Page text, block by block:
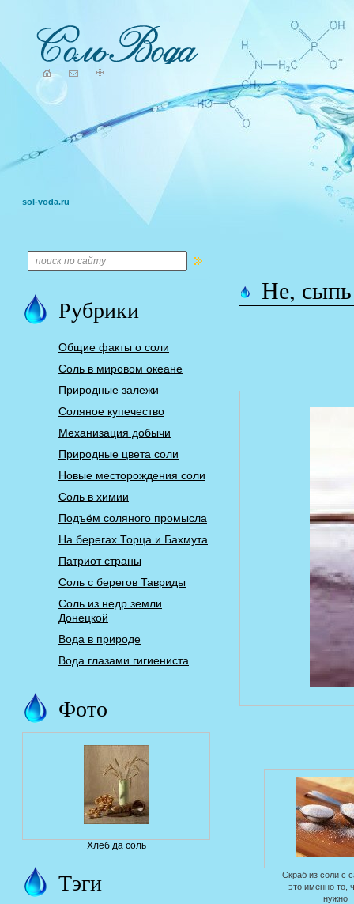
sol-voda.ru
Рубрики
Общие факты о соли
Соль в мировом океане
Природные залежи
Соляное купечество
Механизация добычи
Природные цвета соли
Новые месторождения соли
Соль в химии
Подъём соляного промысла
На берегах Торца и Бахмута
Патриот страны
Соль с берегов Тавриды
Соль из недр земли
Донецкой
Вода в природе
Вода глазами гигиениста
Фото
Хлеб да соль
Тэги
Не,
Скраб из соли с
это именно то,
нужно